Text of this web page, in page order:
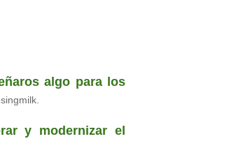
algo para los
y modernizar el